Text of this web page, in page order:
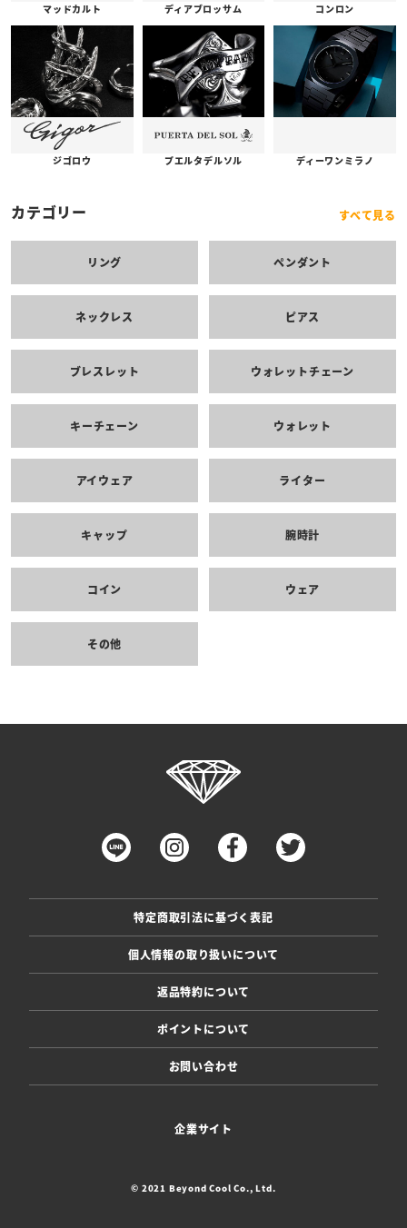
マッドカルト ディアブロッサム コンロン
ジゴロウ プエルタデルソル ディーワンミラノ
カテゴリー すべて見る
リング ペンダント
ネックレス ピアス
ブレスレット ウォレットチェーン
キーチェーン ウォレット
アイウェア ライター
キャップ 腕時計
コイン ウェア
その他
特定商取引法に基づく表記
個人情報の取り扱いについて
返品特約について
ポイントについて
お問い合わせ
企業サイト
© 2021 Beyond Cool Co., Ltd.